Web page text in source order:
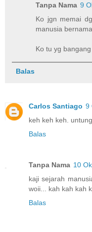
Tanpa Nama 9
Ko jgn memai
manusia
Ko tu yg bangang
Balas
Carlos Santiago 9
keh keh keh.
Balas
Tanpa Nama 10
kaji sejarah
woii... kah kah kah
Balas